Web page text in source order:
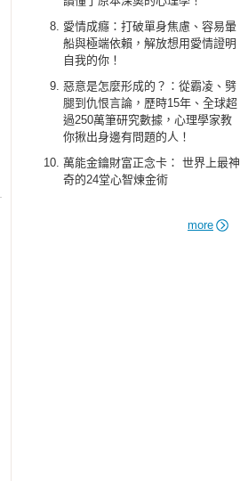
愛情成癮：打破單身焦慮、容易暈
船與極端依賴，解放想用愛情證明
自我的你！
惡意是怎麼形成的？：從霸凌、劈
腿到仇恨言論，歷時15年、全球超
過250萬筆研究數據，心理學家教
你揪出身邊有問題的人！
萬能金鑰財富正念卡： 世界上最神
奇的24堂心智煉金術
more